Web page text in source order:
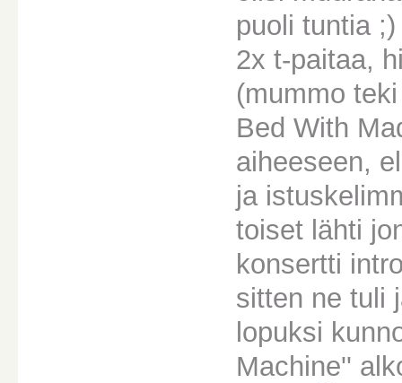
puoli tuntia
2x t-paitaa,
(mummo
Bed With
aiheeseen,
ja
toiset lähti
konsertti
sitten ne tuli
lopuksi
Machine''